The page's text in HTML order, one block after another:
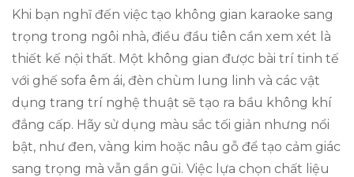
Khi bạn nghĩ đến việc tạo không gian karaoke sang
trọng trong ngôi nhà, điều đầu tiên cần xem xét là
thiết kế nội thất. Một không gian được bài trí tinh tế
với ghế sofa êm ái, đèn chùm lung linh và các vật
dụng trang trí nghệ thuật sẽ tạo ra bầu không khí
đẳng cấp. Hãy sử dụng màu sắc tối giản nhưng nổi
bật, như đen, vàng kim hoặc nâu gỗ để tạo cảm giác
sang trọng mà vẫn gần gũi. Việc lựa chọn chất liệu